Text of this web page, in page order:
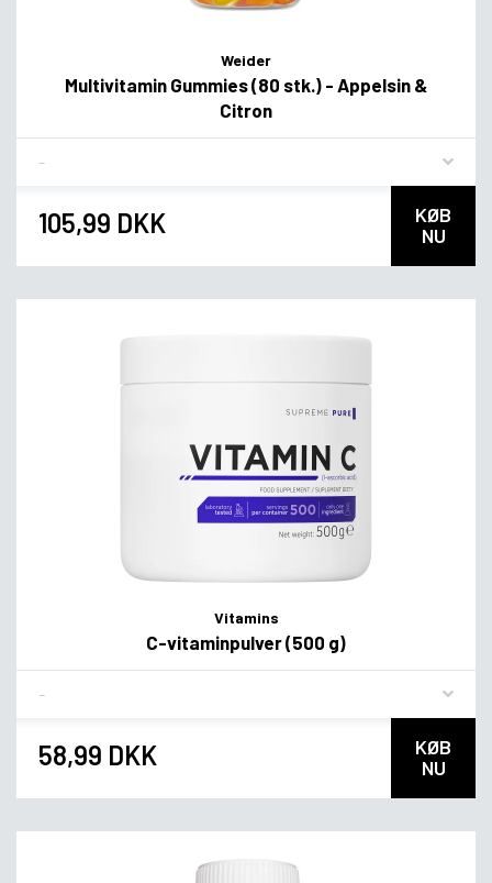
Weider
Multivitamin Gummies (80 stk.) - Appelsin &
Citron
105,99 DKK
KØB
NU
Vitamins
C-vitaminpulver (500 g)
58,99 DKK
KØB
NU